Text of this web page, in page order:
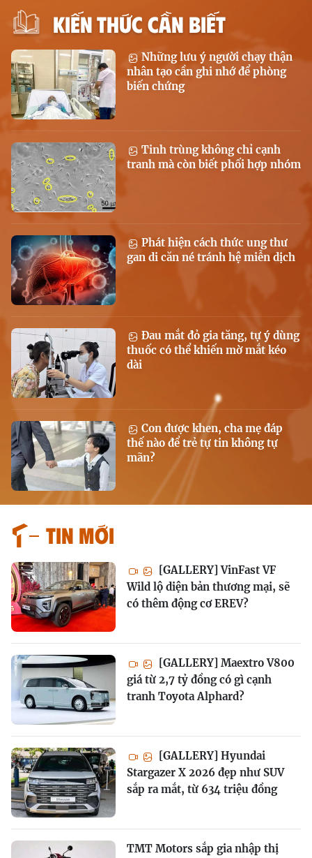
KIẾN THỨC CẦN BIẾT
Những lưu ý người chạy thận
nhân tạo cần ghi nhớ để phòng
biến chứng
Tinh trùng không chỉ cạnh
tranh mà còn biết phối hợp nhóm
Phát hiện cách thức ung thư
gan di căn né tránh hệ miễn dịch
Đau mắt đỏ gia tăng, tự ý dùng
thuốc có thể khiến mờ mắt kéo
dài
Con được khen, cha mẹ đáp
thế nào để trẻ tự tin không tự
mãn?
Tin mới
[GALLERY] VinFast VF
Wild lộ diện bản thương mại, sẽ
có thêm động cơ EREV?
[GALLERY] Maextro V800
giá từ 2,7 tỷ đồng có gì cạnh
tranh Toyota Alphard?
[GALLERY] Hyundai
Stargazer X 2026 đẹp như SUV
sắp ra mắt, từ 634 triệu đồng
TMT Motors sắp gia nhập thị